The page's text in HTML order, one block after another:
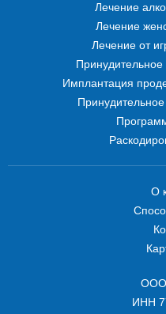
Лечение
Лечение
Лечение от
Имплантация
О
ООО
ИНН